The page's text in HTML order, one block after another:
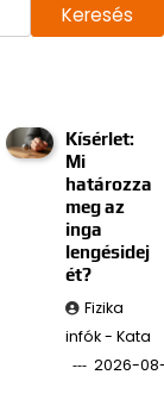
Keresés
Kísérlet:
Mi
határozza
meg az
inga
lengésidej
ét?
Fizika
infók - Kata
2026-